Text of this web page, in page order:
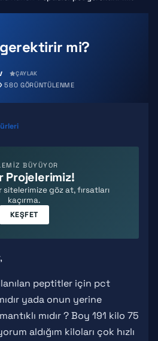
mi?
ÇAYLAK
580 GÖRÜNTÜLENME
BÜYÜYOR
Projelerimiz!
göz at, fırsatları
kaçırma.
KEŞFET
peptitler için pct
yada onun yerine
mıdır ? Boy 191 kilo 75
aldığım kiloları çok hızlı